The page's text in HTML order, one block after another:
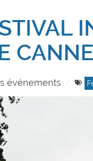
événements